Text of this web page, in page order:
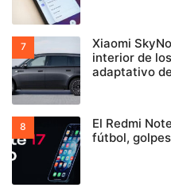
Xiaomi
interior de
adaptativo
El Redmi
fútbol,